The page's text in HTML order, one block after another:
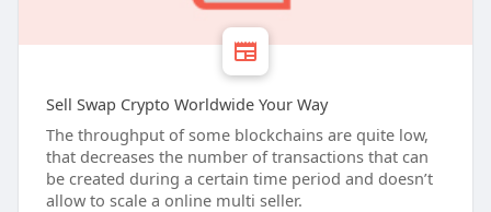
Sell Swap Crypto Worldwide Your Way
The throughput of some blockchains are quite low,
that decreases the number of transactions that can
be created during a certain time period and doesn’t
allow to scale a online multi seller.